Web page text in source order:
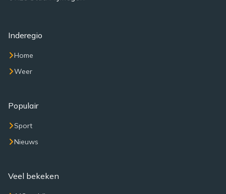
Inderegio
Home
Weer
Populair
Sport
Nieuws
Veel bekeken